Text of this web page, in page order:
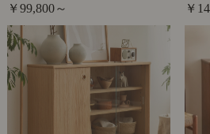
￥99,800～
￥